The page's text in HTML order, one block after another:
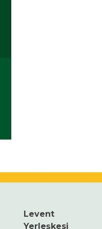
Levent
Yerleşkesi